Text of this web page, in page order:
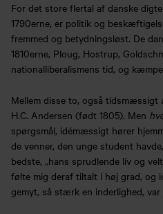
For det store flertal af danske
1790erne, er politik og
fremmed og betydningsløst. De
1810erne, Ploug, Hostrup,
nationalliberalismens tid, og
Mellem disse to, også tidsmæssigt
H.C. Andersen (født 1805). Men
spørgsmål, idémæssigt hører
de venner, den unge student
bedste, „hans sprudlende liv og
følte mig deraf tiltalt i høj grad, og
gemyt, så stærk en inderlighed, var